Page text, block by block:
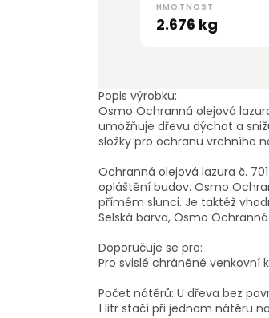
HMOTNOST
2.676 kg
Popis výrobku:
Osmo Ochranná olejová
umožňuje dřevu dýchat a
složky pro ochranu vrchního
Ochranná olejová lazura č.
opláštění budov. Osmo
přímém slunci. Je taktéž
Selská barva, Osmo
Doporučuje se pro:
Pro svislé chráněné venkovní
Počet nátěrů: U dřeva bez
1 litr stačí při jednom nátěru